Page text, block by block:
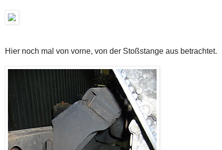
Hier noch mal von vorne, von der Stoßstange aus betrachtet.